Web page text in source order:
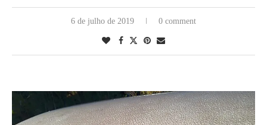
6 de julho de 2019 0 comment